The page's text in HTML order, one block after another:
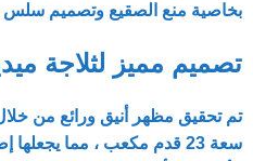
بخاصية منع الصقيع وتصميم سلس
تصميم مميز لثلاجة ميديا ​​23 قدم
تم تحقيق مظهر أنيق ورائع من
سعة 23 قدم مكعب
، مما يجعلها